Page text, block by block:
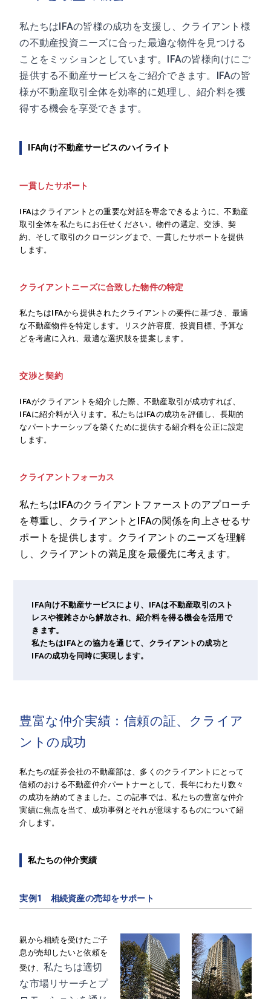
私たちはIFAの皆様の成功を支援し、クライアント様
の不動産投資ニーズに合った最適な物件を見つける
ことをミッションとしています。IFAの皆様向けにご
提供する不動産サービスをご紹介できます。IFAの皆
様が不動産取引全体を効率的に処理し、紹介料を獲
得する機会を享受できます。
IFA向け不動産サービスのハイライト
一貫したサポート
IFAはクライアントとの重要な対話を専念できるように、不動産
取引全体を私たちにお任せください。物件の選定、交渉、契
約、そして取引のクロージングまで、一貫したサポートを提供
します。
クライアントニーズに合致した物件の特定
私たちはIFAから提供されたクライアントの要件に基づき、最適
な不動産物件を特定します。リスク許容度、投資目標、予算な
どを考慮に入れ、最適な選択肢を提案します。
交渉と契約
IFAがクライアントを紹介した際、不動産取引が成功すれば、
IFAに紹介料が入ります。私たちはIFAの成功を評価し、長期的
なパートナーシップを築くために提供する紹介料を公正に設定
します。
クライアントフォーカス
私たちはIFAのクライアントファーストのアプローチ
を尊重し、クライアントとIFAの関係を向上させるサ
ポートを提供します。クライアントのニーズを理解
し、クライアントの満足度を最優先に考えます。
IFA向け不動産サービスにより、IFAは不動産取引のスト
レスや複雑さから解放され、紹介料を得る機会を活用で
きます。
私たちはIFAとの協力を通じて、クライアントの成功と
IFAの成功を同時に実現します。
豊富な仲介実績：信頼の証、クライア
ントの成功
私たちの証券会社の不動産部は、多くのクライアントにとって
信頼のおける不動産仲介パートナーとして、長年にわたり数々
の成功を納めてきました。この記事では、私たちの豊富な仲介
実績に焦点を当て、成功事例とそれが意味するものについて紹
介します。
私たちの仲介実績
実例1 相続資産の売却をサポート
親から相続を受けたご子
息が売却したいと依頼を
受け、私たちは適切
な市場リサーチとプ